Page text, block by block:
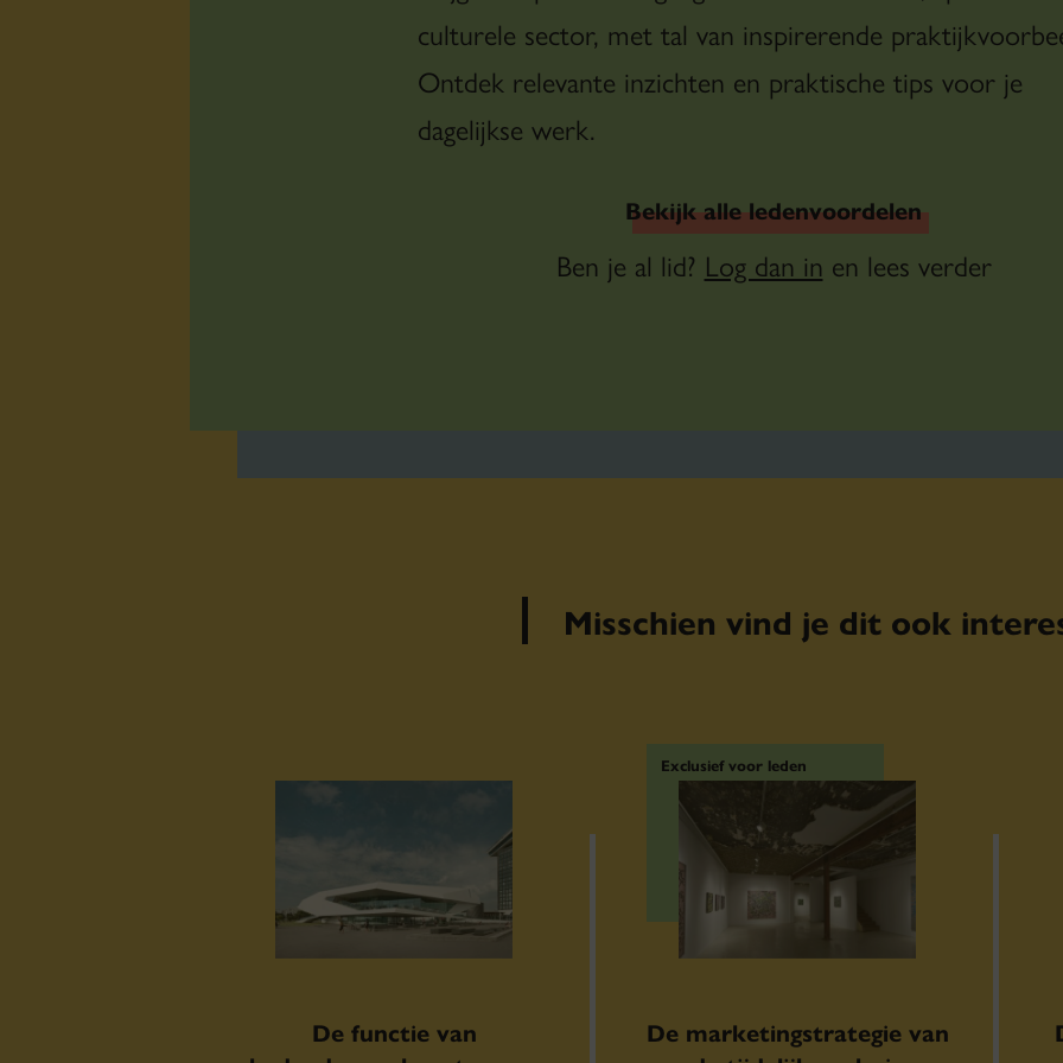
culturele sector, met tal van inspirerende
Ontdek relevante inzichten en praktische tips voor je
dagelijkse werk.
Bekijk alle ledenvoordelen
Ben je al lid? Log dan in en lees verder
Misschien vind je dit ook
De functie van
Exclusief voor leden
De marketingstrategie van